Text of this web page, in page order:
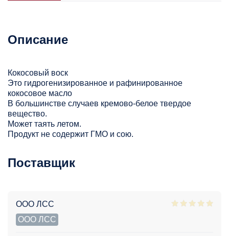
Описание
Кокосовый воск
Это гидрогенизированное и рафинированное
кокосовое масло
В большинстве случаев кремово-белое твердое
вещество.
Может таять летом.
Продукт не содержит ГМО и сою.
Поставщик
ООО ЛСС
ООО ЛСС